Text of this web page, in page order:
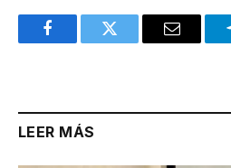
FacebookTwitter Email
LEER MÁS